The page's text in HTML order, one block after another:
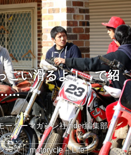
ごい滑るよ！ で紹
……
ーターマガジン社 rider編集部
ース motorycle Life